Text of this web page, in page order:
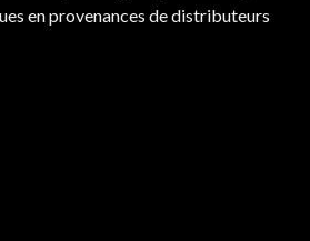
en provenances de distributeurs